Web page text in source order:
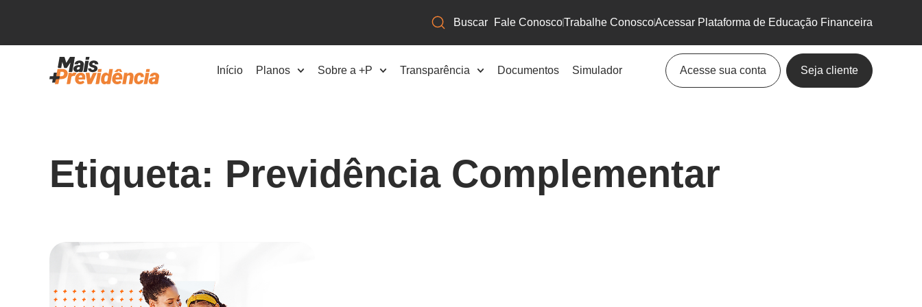
Fale ConoscoTrabalhe ConoscoAcessar Plataforma de Educação Financeira
Início Planos Sobre a +P Transparência Documentos Simulador Acesse sua conta Seja cliente
Etiqueta: Previdência Complementar